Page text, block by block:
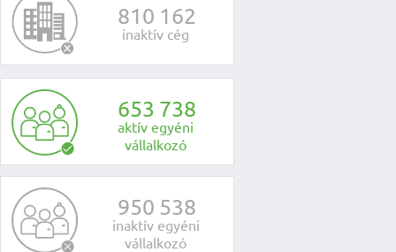
810 162
inaktív cég
653 738
aktív egyéni
vállalkozó
950 538
inaktív egyéni
vállalkozó